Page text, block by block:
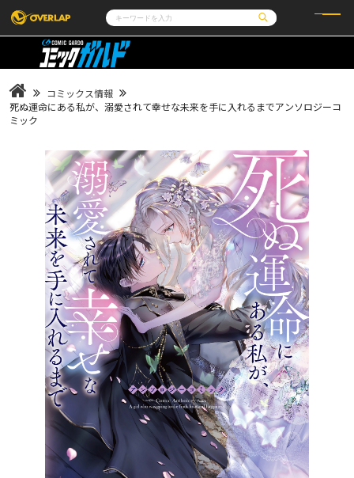
コミック
LiQulle
ラブパルフェ
ライトノベル
ロサージュノベルス
その他 通販・NEWS
企業
会社概要
採用情報
アクセス
オーバーラップホールディングス
お問い合わせはこちら
オーバーラップ文庫
オーバーラップノベルス
オーバーラップノベルスf
ロサージュノベルス
コミックガルド
コミックス情報
死ぬ運命にある私が、溺愛されて幸せな未来を手に入れるまでアンソロジーコ
ミック